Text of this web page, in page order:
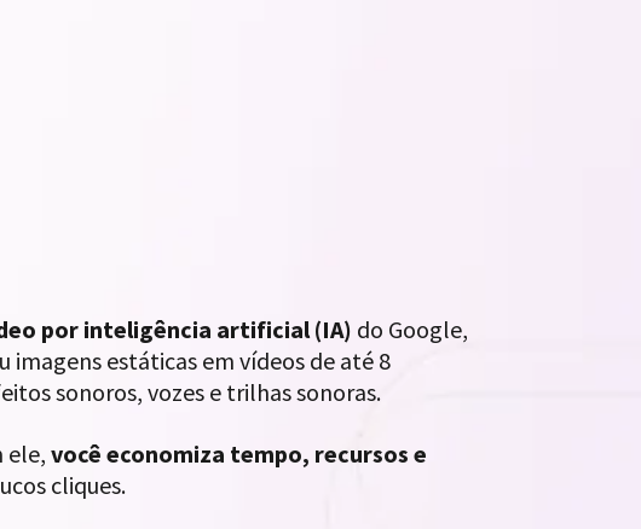
por inteligência artificial (IA) do Google,
estáticas em vídeos de até 8
sonoros, vozes e trilhas sonoras.
ele,você economiza tempo, recursos e
cliques.